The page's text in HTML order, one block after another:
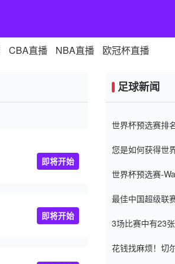
CBA直播 NBA直播 欧冠杯直播
即将开始
即将开始
足球新闻
世界杯预选赛排
您是如何获得世
世界杯预选赛-
最佳中国超级联
（Taishan）
3场比赛中有23
花钱找麻烦！切